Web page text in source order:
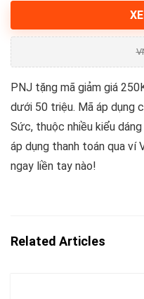
PNJ tặng mã giảm giá
dưới 50 triệu. Mã áp dụng
Sức, thuộc nhiều kiểu
áp dụng thanh toán qua ví
ngay liền tay nào!
Related Articles